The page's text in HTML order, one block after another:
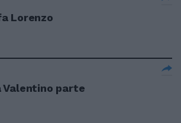
Lorenzo
Valentino parte